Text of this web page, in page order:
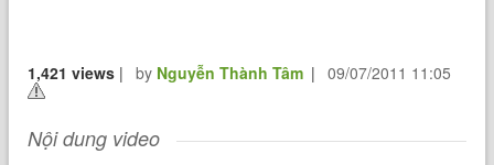
1,421 views | by Nguyễn Thành Tâm | 09/07/2011 11:05
Nội dung video